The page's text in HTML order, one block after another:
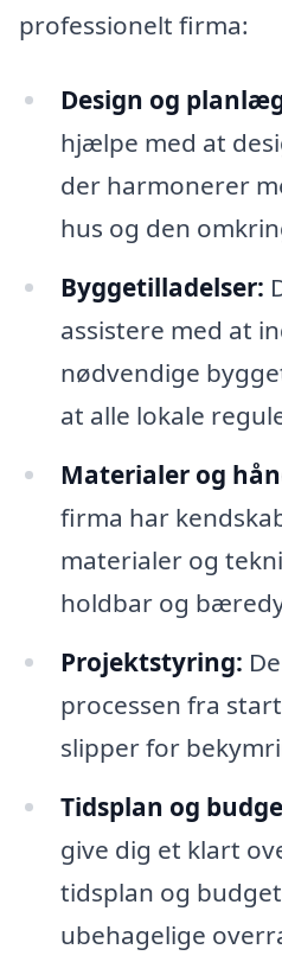
professionelt firma:
Design og
hjælpe med at
der harmonerer
hus og den
Byggetilladelser:
assistere med at
nødvendige
at alle lokale
Materialer og
firma har
materialer og
holdbar og
Projektstyring:
processen fra
slipper for
Tidsplan og
give dig et klart
tidsplan og
ubehagelige